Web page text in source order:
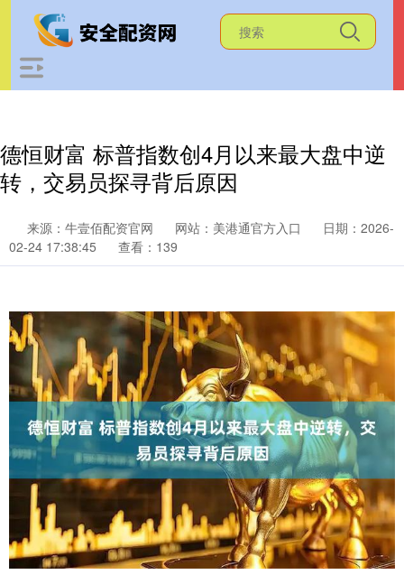
德恒财富 标普指数创4月以来最大盘中逆
转，交易员探寻背后原因
来源：牛壹佰配资官网 网站：美港通官方入口
日期：2026-
02-24 17:38:45
查看：139